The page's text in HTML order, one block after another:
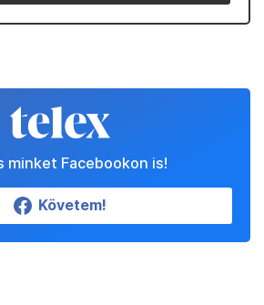
megbízható forrásnak!
Beállítom